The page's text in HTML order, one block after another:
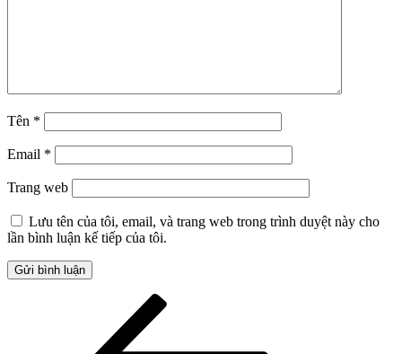
Tên *
Email *
Trang web
Lưu tên của tôi, email, và trang web trong trình duyệt này cho
lần bình luận kế tiếp của tôi.